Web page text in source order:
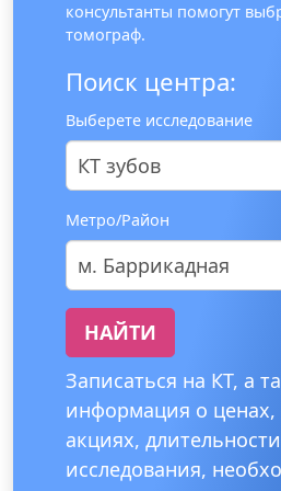
консультанты помогут
томограф.
Поиск центра:
Выберете исследование
КТ зубов
Метро/Район
м. Баррикадная
НАЙТИ
Записаться на КТ, а
информация о ценах,
акциях, длительности
исследования,